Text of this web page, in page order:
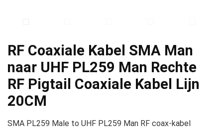
RF Coaxiale Kabel SMA Man
naar UHF PL259 Man Rechte
RF Pigtail Coaxiale Kabel Lijn
20CM
SMA PL259 Male to UHF PL259 Man RF coax-kabel